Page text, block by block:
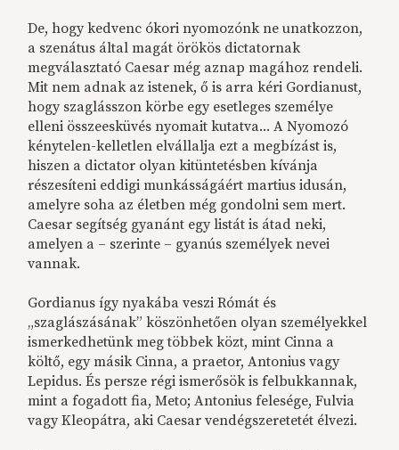
De, hogy kedvenc ókori nyomozónk ne unatkozzon,
a szenátus által magát örökös dictatornak
megválasztató Caesar még aznap magához rendeli.
Mit nem adnak az istenek, ő is arra kéri Gordianust,
hogy szaglásszon körbe egy esetleges személye
elleni összeesküvés nyomait kutatva... A Nyomozó
kénytelen-kelletlen elvállalja ezt a megbízást is,
hiszen a dictator olyan kitüntetésben kívánja
részesíteni eddigi munkásságáért martius idusán,
amelyre soha az életben még gondolni sem mert.
Caesar segítség gyanánt egy listát is átad neki,
amelyen a – szerinte – gyanús személyek nevei
vannak.
Gordianus így nyakába veszi Rómát és
„szaglászásának” köszönhetően olyan személyekkel
ismerkedhetünk meg többek közt, mint Cinna a
költő, egy másik Cinna, a praetor, Antonius vagy
Lepidus. És persze régi ismerősök is felbukkannak,
mint a fogadott fia, Meto; Antonius felesége, Fulvia
vagy Kleopátra, aki Caesar vendégszeretetét élvezi.